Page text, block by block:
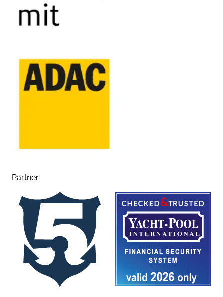
Partner